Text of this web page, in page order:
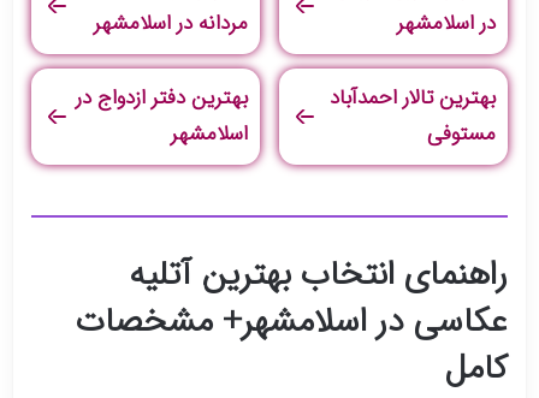
در اسلامشهر
مردانه در اسلامشهر
بهترین تالار احمدآباد
مستوفی
بهترین دفتر ازدواج در
اسلامشهر
راهنمای انتخاب بهترین آتلیه
عکاسی در اسلامشهر+ مشخصات
کامل